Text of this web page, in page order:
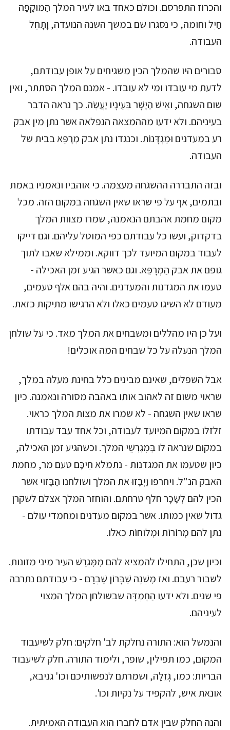
והכרוז התפרסם. וכולם כאחד באו לעיר המלך הַמּוּקָפָה
חַיִל וחומה, כי נסגרו שם במשך השנה הנועדה, וָתָחֵל
העבודה.
סבורים היו שהמלך הכין משגיחים על אופן עבודתם,
לדעת מי עובדו ומי לא עובדו. - אמנם המלך הסתתר, ואין
שום השגחה, ואִישׁ הַיָּשָׁר בְּעֵינָיו יַעֲשֶׂה. כך נראה הדבר
בעיניהם. ולא ידעו מההמצאה הנפלאה אשר נתן מין אבק
רע במעדנים וּמִגְדָּנוֹת. וכנגדו נתן אבק מְרָפֵּא בבית של
העבודה.
ובזה התבררה ההשגחה מעצמה. כי אוהביו ונאמניו באמת
ובתמים, אף על פי שראו שאין השגחה במקום הזה. מכל
מקום מחמת אהבתם הנאמנה, שמרו מצוות המלך
בדקדוק, ועשו כל עבודתם כפי המוטל עליהם. וגם דייקו
לעבוד במקום המיועד לכך דווקא. וממילא שאבו לתוך
גופם את אבק הַמְרָפֵּא. וגם כאשר הגיע זמן האכילה -
טעמו את המגדנות והמעדנים. והיה בהם אלף טעמים,
מעודם לא השיגו טעמים כאלו ולא הרגישו מתיקות כזאת.
ועל כן היו מהללים ומשבחים את המלך מאד. כי על שולחן
המלך הנעלה על כל שבחים המה אוכלים!
אבל השפלים, שאינם מבינים כלל בחינת מעלה במלך,
שראוי משום זה לאהוב אותו באהבה מסורה ונאמנה. כיון
שראו שאין השגחה - לא שמרו את מצות המלך כראוי.
זלזלו במקום המיועד לעבודה, וכל אחד עבד עבודתו
במקום שנראה לו בְּמִגְרְשֵׁי המלך. וכשהגיע זמן האכילה,
כיון שטעמו את המגדנות - נתמלא חִיכָּם טעם מר, מחמת
האבק הנ"ל. ויחרפו וַיְבָזוּ את המלך ושולחנו הַבָּזוּי אשר
הכין להם לְשָׂכָר חלף טרחתם. והוחזר המלך אצלם לשקרן
גדול שאין כמותו. אשר במקום מעדנים ומחמדי עולם -
נתן להם מְרוֹרוֹת וּמְלוּחוֹת כאלו.
וכיון שכן, התחילו להמציא להם מִמִּגְרָשׁ העיר מיני מזונות.
לשבור רעבם. ואז מִשְׁנֶה שִׁבָּרוֹן שָׁבְרֵם - כי עבודתם נתרבה
פי שנים. ולא ידעו הַחֶמְדָּה שבשולחן המלך המצוי
לעיניהם.
והנמשל הוא: התורה נחלקת לב' חלקים: חלק לשיעבוד
המקום, כמו תפילין, שופר, ולימוד התורה. חלק לשיעבוד
הבריות: כמו, גְזֵלָה, ושמרתם לנפשותיכם וכו' גניבא,
אונאת איש, להקפיד על נקיות וכו'.
והנה החלק שבין אדם לחברו הוא העבודה האמיתית.